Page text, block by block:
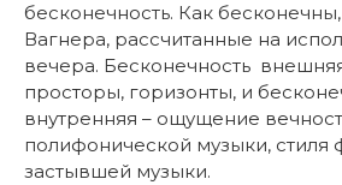
бесконечность. Как
Вагнера, рассчитанные на
вечера. Бесконечность
просторы, горизонты, и
внутренняя – ощущение
полифонической музыки, стиля
застывшей музыки.